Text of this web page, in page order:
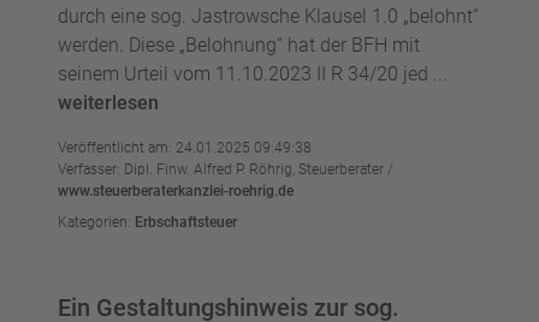
durch eine sog. Jastrowsche Klausel 1.0 „belohnt“
werden. Diese „Belohnung“ hat der BFH mit
seinem Urteil vom 11.10.2023 II R 34/20 jed ...
weiterlesen
Veröffentlicht am: 24.01.2025 09:49:38
Verfasser: Dipl. Finw. Alfred P. Röhrig, Steuerberater /
www.steuerberaterkanzlei-roehrig.de
Kategorien: Erbschaftsteuer
Ein Gestaltungshinweis zur sog.